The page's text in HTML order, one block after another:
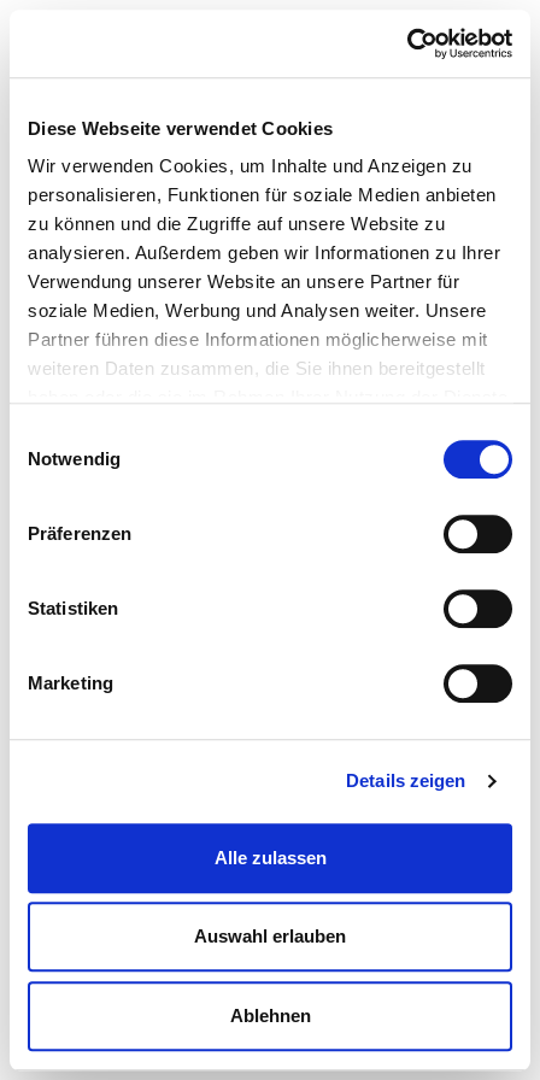
Diese Webseite verwendet Cookies
Wir verwenden Cookies, um Inhalte und Anzeigen zu
personalisieren, Funktionen für soziale Medien anbieten
zu können und die Zugriffe auf unsere Website zu
analysieren. Außerdem geben wir Informationen zu Ihrer
Verwendung unserer Website an unsere Partner für
soziale Medien, Werbung und Analysen weiter. Unsere
Partner führen diese Informationen möglicherweise mit
weiteren Daten zusammen, die Sie ihnen bereitgestellt
Notwendig
Präferenzen
Statistiken
Marketing
Details zeigen
Alle zulassen
Auswahl erlauben
Ablehnen